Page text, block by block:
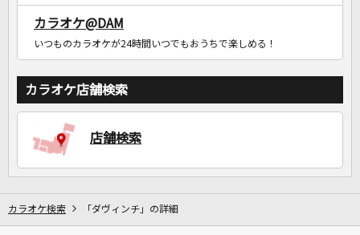
カラオケ@DAM
いつものカラオケが24時間いつでもおうちで楽しめる！
カラオケ店舗検索
店舗検索
カラオケ検索 「ダヴィンチ」の詳細